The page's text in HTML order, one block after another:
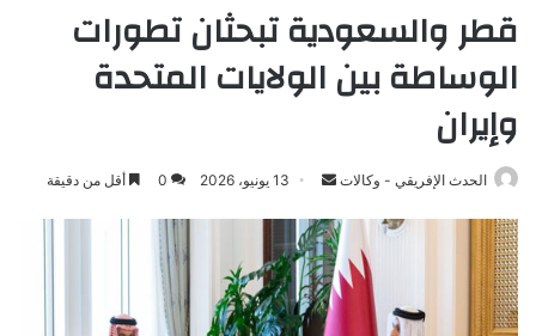
قطر والسعودية تبحثان تطورات
الوساطة بين الولايات المتحدة
وإيران
الحدث الإفريقي - وكالات
Send
email
13 يونيو، 2026 0 أقل من دقيقة